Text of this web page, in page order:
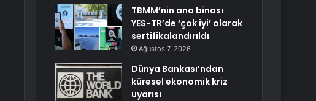
TBMM’nin ana binası
YES-TR’de ‘çok iyi’ olarak
sertifikalandırıldı
Ağustos 7, 2026
Dünya Bankası’ndan
küresel ekonomik kriz
uyarısı